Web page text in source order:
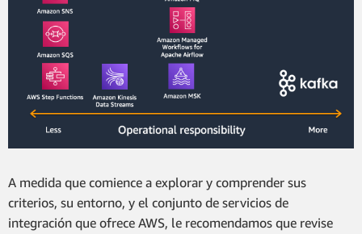
A medida que comience a explorar y comprender sus
criterios, su entorno, y el conjunto de servicios de
integración que ofrece AWS, le recomendamos que revise